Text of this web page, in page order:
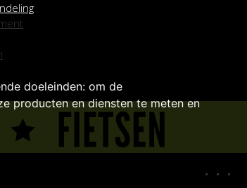
doeleinden: om de
producten en diensten te meten en